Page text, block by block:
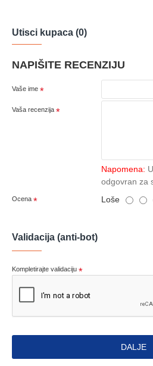
Utisci kupaca (0)
NAPIŠITE RECENZIJU
Vaše ime
Vaša recenzija
Napomena:
odgovran za
Ocena Loše
Validacija (anti-bot)
Kompletirajte validaciju
DALJE